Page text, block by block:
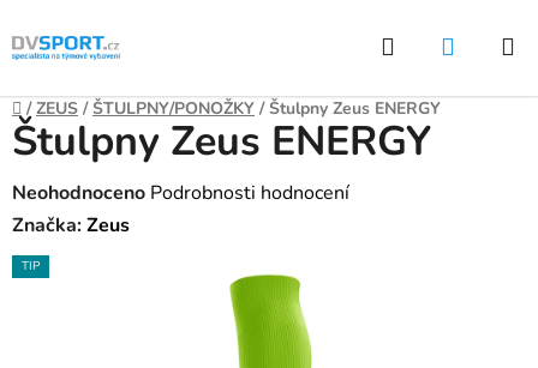
Přejít
na
Hledat
Domů
/ ZEUS / ŠTULPNY/PONOŽKY / Štulpny Zeus ENERGY
Štulpny Zeus ENERGY
Průměrné
hodnocení
produktu
Neohodnoceno Podrobnosti hodnocení
Značka:Zeus
TIP